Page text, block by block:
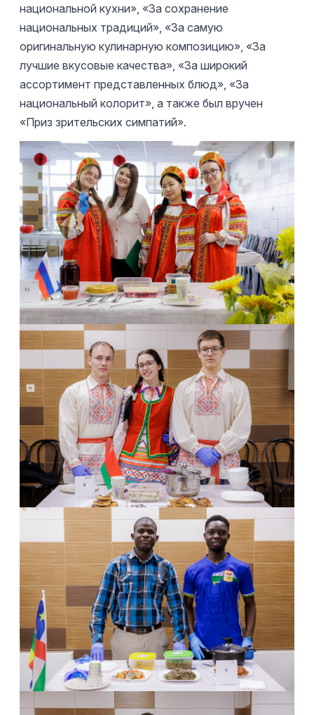
национальной кухни», «За сохранение
национальных традиций», «За самую
оригинальную кулинарную композицию», «За
лучшие вкусовые качества», «За широкий
ассортимент представленных блюд», «За
национальный колорит», а также был вручен
«Приз зрительских симпатий».